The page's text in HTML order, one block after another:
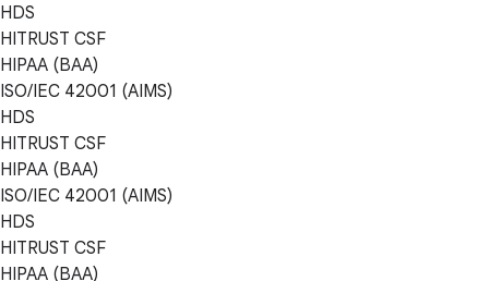
HDS
HITRUST CSF
HIPAA (BAA)
ISO/IEC 42001 (AIMS)
HDS
HITRUST CSF
HIPAA (BAA)
ISO/IEC 42001 (AIMS)
HDS
HITRUST CSF
HIPAA (BAA)